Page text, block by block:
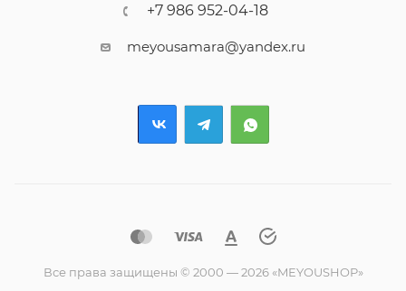
+7 986 952-04-18
meyousamara@yandex.ru
Все права защищены © 2000 — 2026 «MEYOUSHOP»